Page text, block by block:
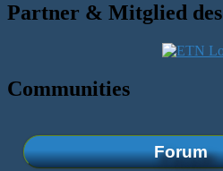
Partner & Mitglied des
Communities
Forum